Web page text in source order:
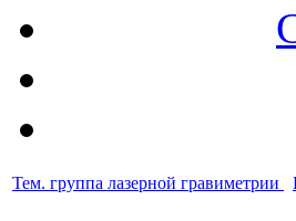
Тем. группа лазерной гравиметрии